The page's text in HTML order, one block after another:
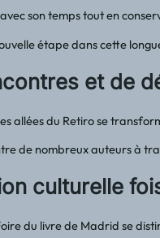
son temps tout en
étape dans cette
et de
allées du Retiro se
de nombreux auteurs à
culturelle
du livre de Madrid se